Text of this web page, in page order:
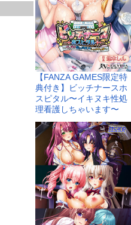
【FANZA GAMES限定特
典付き】ビッチナースホ
スピタル〜イキヌキ性処
理看護しちゃいます〜